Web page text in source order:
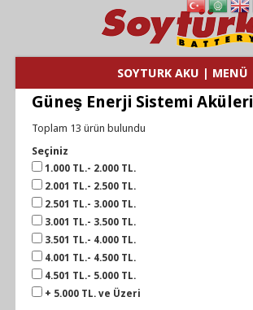
SOYTURK AKU | MENÜ
Güneş Enerji Sistemi Aküleri
Toplam 13 ürün bulundu
Seçiniz
1.000 TL.- 2.000 TL.
2.001 TL.- 2.500 TL.
2.501 TL.- 3.000 TL.
3.001 TL.- 3.500 TL.
3.501 TL.- 4.000 TL.
4.001 TL.- 4.500 TL.
4.501 TL.- 5.000 TL.
+ 5.000 TL. ve Üzeri